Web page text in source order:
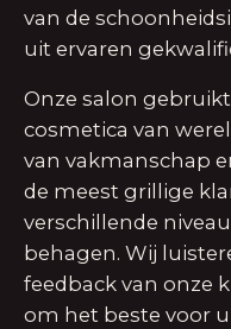
van de
uit ervaren
Onze salon
cosmetica van
van vakmanschap
de meest grillige
verschillende
behagen. Wij
feedback van onze
om het beste voor u